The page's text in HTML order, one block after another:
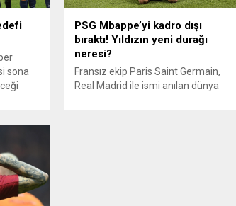
sona
dünya
PSG Mbappe’yi kadro dışı
bıraktı! Yıldızın yeni durağı
neresi?
Fransız ekip Paris Saint Germain,
Real Madrid ile ismi anılan dünya